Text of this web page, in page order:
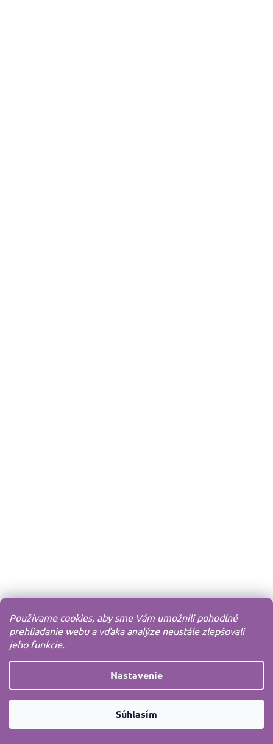
Používame cookies, aby sme Vám umožnili pohodlné
prehliadanie webu a vďaka analýze neustále zlepšovali
jeho funkcie.
Nastavenie
Súhlasím